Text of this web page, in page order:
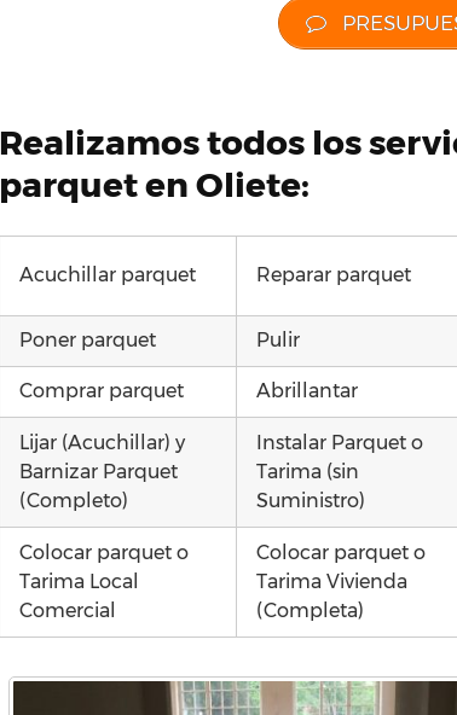
Realizamos todos los
parquet en Oliete:
Acuchillar parquet Reparar parquet
Poner parquet Pulir
Comprar parquet Abrillantar
Lijar (Acuchillar) y
Barnizar Parquet
(Completo)
Instalar Parquet o
Tarima (sin
Suministro)
Colocar parquet o
Tarima Local
Comercial
Colocar parquet o
Tarima Vivienda
(Completa)